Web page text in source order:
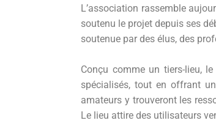
L’association rassemble
soutenu le projet depuis ses
soutenue par des élus, des
Conçu comme un tiers-lieu,
spécialisés, tout en offrant
amateurs y trouveront les
Le lieu attire des utilisateurs